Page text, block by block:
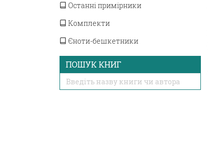
Останні примірники
Комплекти
Єноти-бешкетники
ПОШУК КНИГ